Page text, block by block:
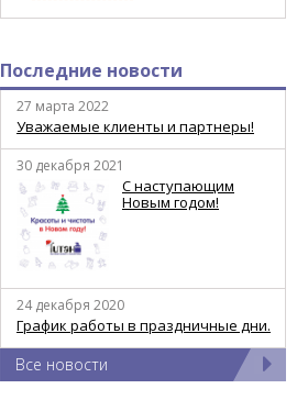
Последние новости
27 марта 2022
Уважаемые клиенты и партнеры!
30 декабря 2021
С наступающим
Новым годом!
24 декабря 2020
График работы в праздничные дни.
Все новости